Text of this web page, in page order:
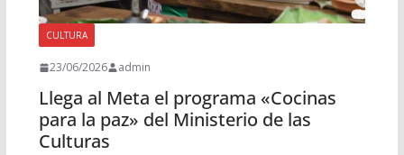
CULTURA
23/06/2026 admin
Llega al Meta el programa «Cocinas
para la paz» del Ministerio de las
Culturas